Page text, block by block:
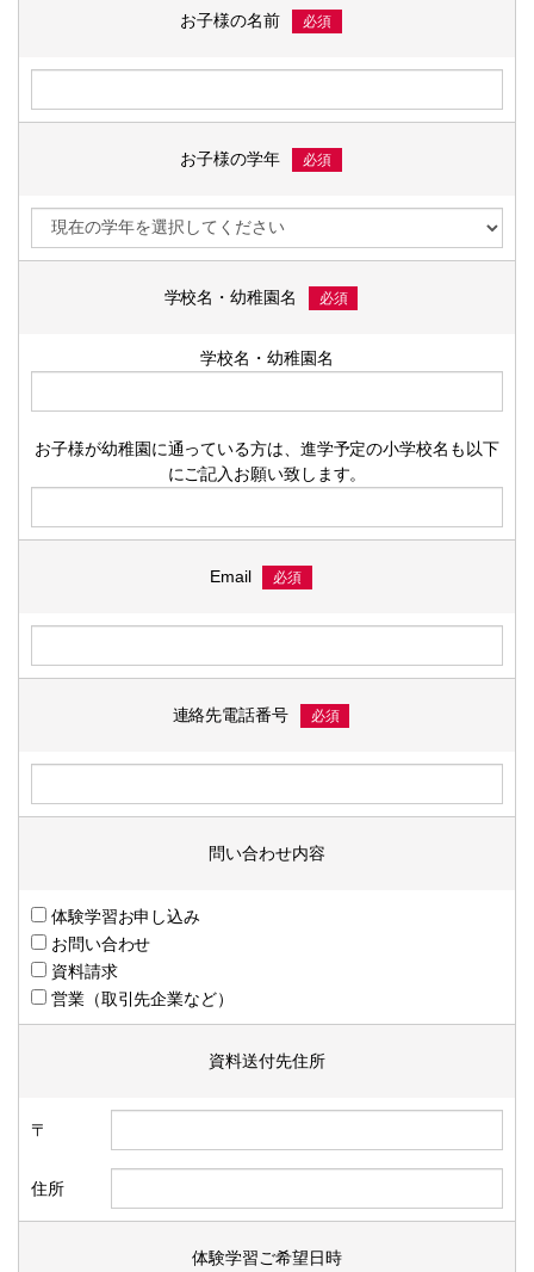
お子様の名前 必須
お子様の学年 必須
学校名・幼稚園名 必須
学校名・幼稚園名
お子様が幼稚園に通っている方は、進学予定の小学校名も以下
にご記入お願い致します。
Email 必須
連絡先電話番号 必須
問い合わせ内容
体験学習お申し込み
お問い合わせ
資料請求
営業（取引先企業など）
資料送付先住所
〒
住所
体験学習ご希望日時